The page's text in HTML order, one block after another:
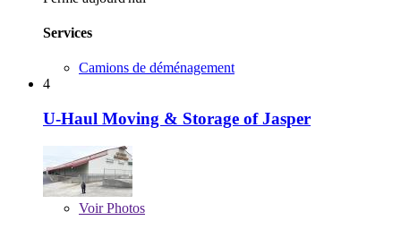
Services
Camions de déménagement
4
U-Haul Moving & Storage of Jasper
VoirPhotos